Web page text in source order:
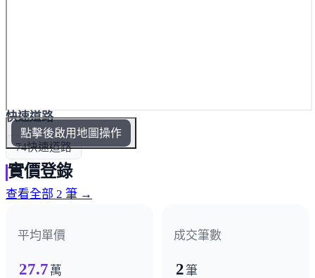
點擊後啟用地圖操作
快速道路
74快速道路
實價登錄
查看全部 2 筆 →
平均單價
27.7 萬
成交筆數
2筆